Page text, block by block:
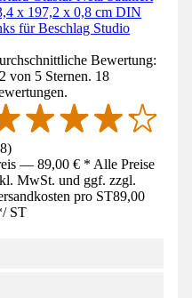
x 197,2 x 0,8 cm DIN
für Beschlag Studio
Bewertung:
von 5 Sternen. 18
)
— 89,00 € * Alle Preise
MwSt. und ggf. zzgl.
pro ST89,00
/ ST